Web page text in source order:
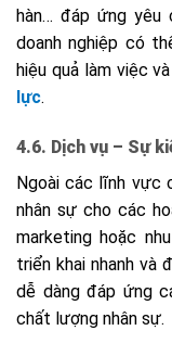
hàn… đáp ứng yêu
doanh nghiệp có
hiệu quả làm việc
lực.
4.6. Dịch vụ – Sự
Ngoài các lĩnh vực
nhân sự cho các
marketing hoặc
triển khai nhanh và
dễ dàng đáp ứng
chất lượng nhân sự.